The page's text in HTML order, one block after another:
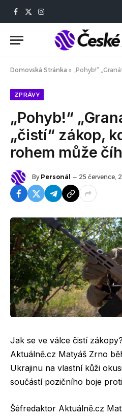
Facebook
X
Instagram
Domovská Stránka » „Pohyb!“ „Granát!“ Jak se
ZPRÁVY
„Pohyb!“
„čistí“ zákop,
rohem může
By Personál 25 července,
Jak se ve válce čistí
Aktuálně.cz Matyáš Zrno
Ukrajinu na vlastní kůži
součástí pozičního boje
Šéfredaktor Aktuálně.cz